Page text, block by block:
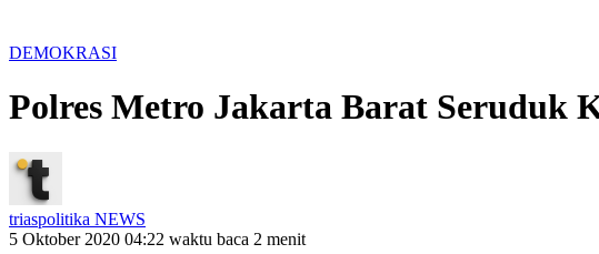
DEMOKRASI
Polres Metro Jakarta Barat Seruduk
triaspolitika NEWS
5 Oktober 2020 04:22 waktu baca 2 menit